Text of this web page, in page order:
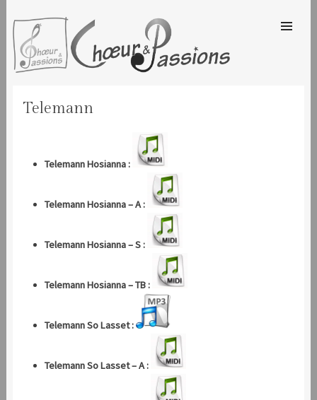
CONTENT
Telemann
Telemann Hosianna :
Telemann Hosianna – A :
Telemann Hosianna – S :
Telemann Hosianna – TB :
Telemann So Lasset :
Telemann So Lasset – A :